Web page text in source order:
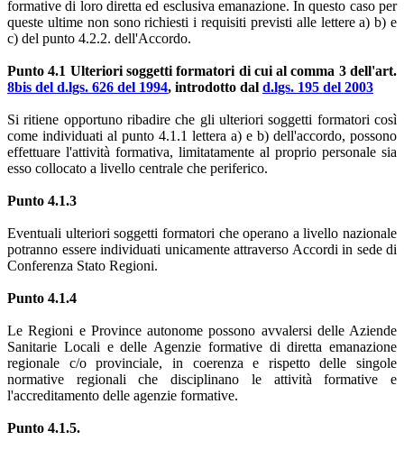
formative di loro diretta ed esclusiva emanazione. In questo caso per
queste ultime non sono richiesti i requisiti previsti alle lettere a) b) e
c) del punto 4.2.2. dell'Accordo.
Punto 4.1 Ulteriori soggetti formatori di cui al comma 3 dell'art.
8bis del d.lgs. 626 del 1994, introdotto dal d.lgs. 195 del 2003
Si ritiene opportuno ribadire che gli ulteriori soggetti formatori così
come individuati al punto 4.1.1 lettera a) e b) dell'accordo, possono
effettuare l'attività formativa, limitatamente al proprio personale sia
esso collocato a livello centrale che periferico.
Punto 4.1.3
Eventuali ulteriori soggetti formatori che operano a livello nazionale
potranno essere individuati unicamente attraverso Accordi in sede di
Conferenza Stato Regioni.
Punto 4.1.4
Le Regioni e Province autonome possono avvalersi delle Aziende
Sanitarie Locali e delle Agenzie formative di diretta emanazione
regionale c/o provinciale, in coerenza e rispetto delle singole
normative regionali che disciplinano le attività formative e
l'accreditamento delle agenzie formative.
Punto 4.1.5.